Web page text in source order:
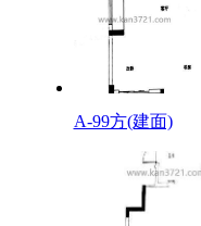
A-99方(建面)